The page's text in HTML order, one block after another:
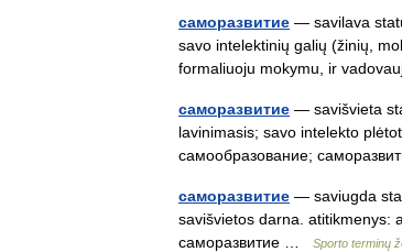
саморазвитие — savilava
savo intelektinių galių (žinių,
formaliuoju mokymu, ir
саморазвитие — savišvieta
lavinimasis; savo intelekto
самообразование;
саморазвитие — saviugda
savišvietos darna. atitikmenys:
саморазвитие …
Sporto terminų